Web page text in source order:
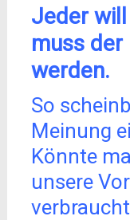
Jeder
muss der
werden.
So
Meinung
Könnte
unsere